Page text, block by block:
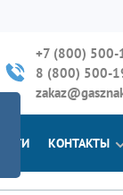
+7 (800) 500-
8 (800) 500-
КОНТАКТЫ